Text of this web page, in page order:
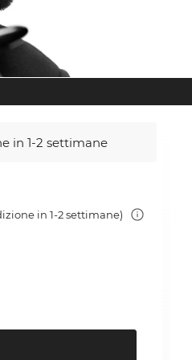
in 1-2 settimane
in 1-2 settimane)